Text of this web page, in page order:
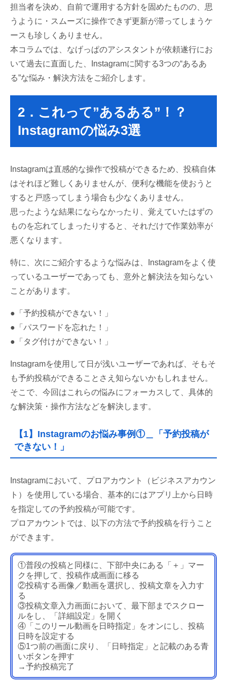
担当者を決め、自前で運用する方針を固めたものの、思
うように・スムーズに操作できず更新が滞ってしまうケ
ースも珍しくありません。
本コラムでは、なげっぱのアシスタントが依頼遂行にお
いて過去に直面した、Instagramに関する3つの“あるあ
る”な悩み・解決方法をご紹介します。
2．これって”あるある”！？
Instagramの悩み3選
Instagramは直感的な操作で投稿ができるため、投稿自体
はそれほど難しくありませんが、便利な機能を使おうと
すると戸惑ってしまう場合も少なくありません。
思ったような結果にならなかったり、覚えていたはずの
ものを忘れてしまったりすると、それだけで作業効率が
悪くなります。
特に、次にご紹介するような悩みは、Instagramをよく使
っているユーザーであっても、意外と解決法を知らない
ことがあります。
●「予約投稿ができない！」
●「パスワードを忘れた！」
●「タグ付けができない！」
Instagramを使用して日が浅いユーザーであれば、そもそ
も予約投稿ができることさえ知らないかもしれません。
そこで、今回はこれらの悩みにフォーカスして、具体的
な解決策・操作方法などを解決します。
【1】Instagramのお悩み事例①＿「予約投稿が
できない！」
Instagramにおいて、プロアカウント（ビジネスアカウン
ト）を使用している場合、基本的にはアプリ上から日時
を指定しての予約投稿が可能です。
プロアカウントでは、以下の方法で予約投稿を行うこと
ができます。
①普段の投稿と同様に、下部中央にある「＋」マー
クを押して、投稿作成画面に移る
②投稿する画像／動画を選択し、投稿文章を入力す
る
③投稿文章入力画面において、最下部までスクロー
ルをし、「詳細設定」を開く
④「このリール動画を日時指定」をオンにし、投稿
日時を設定する
⑤1つ前の画面に戻り、「日時指定」と記載のある青
いボタンを押す
→予約投稿完了